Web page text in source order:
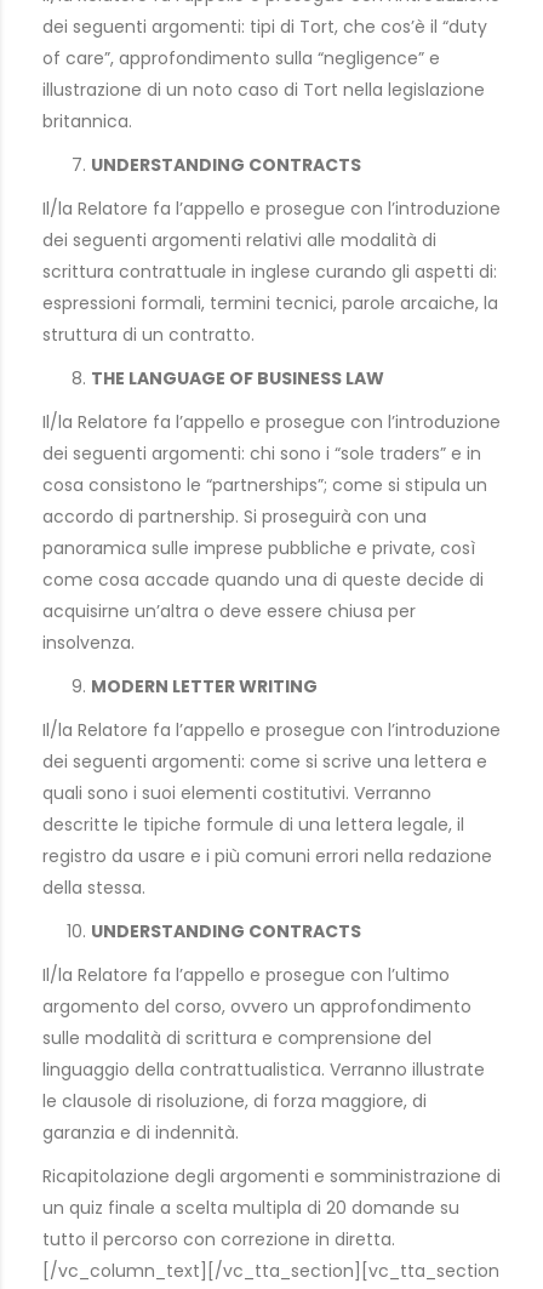
dei seguenti argomenti: tipi di Tort, che cos’è il “duty
of care”, approfondimento sulla “negligence” e
illustrazione di un noto caso di Tort nella legislazione
britannica.
UNDERSTANDING CONTRACTS
Il/la Relatore fa l’appello e prosegue con l’introduzione
dei seguenti argomenti relativi alle modalità di
scrittura contrattuale in inglese curando gli aspetti di:
espressioni formali, termini tecnici, parole arcaiche, la
struttura di un contratto.
THE LANGUAGE OF BUSINESS LAW
Il/la Relatore fa l’appello e prosegue con l’introduzione
dei seguenti argomenti: chi sono i “sole traders” e in
cosa consistono le “partnerships”; come si stipula un
accordo di partnership. Si proseguirà con una
panoramica sulle imprese pubbliche e private, così
come cosa accade quando una di queste decide di
acquisirne un’altra o deve essere chiusa per
insolvenza.
MODERN LETTER WRITING
Il/la Relatore fa l’appello e prosegue con l’introduzione
dei seguenti argomenti: come si scrive una lettera e
quali sono i suoi elementi costitutivi. Verranno
descritte le tipiche formule di una lettera legale, il
registro da usare e i più comuni errori nella redazione
della stessa.
UNDERSTANDING CONTRACTS
Il/la Relatore fa l’appello e prosegue con l’ultimo
argomento del corso, ovvero un approfondimento
sulle modalità di scrittura e comprensione del
linguaggio della contrattualistica. Verranno illustrate
le clausole di risoluzione, di forza maggiore, di
garanzia e di indennità.
Ricapitolazione degli argomenti e somministrazione di
un quiz finale a scelta multipla di 20 domande su
tutto il percorso con correzione in diretta.
[/vc_column_text][/vc_tta_section][vc_tta_section